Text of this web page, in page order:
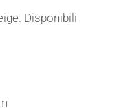
Disponibili